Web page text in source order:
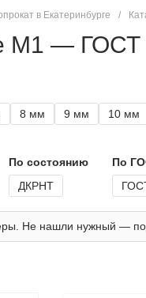
в Екатеринбурге /
— ГОСТ
8 мм 9 мм 10 мм
По состоянию
ДКРНТ
По
Не нашли нужный —